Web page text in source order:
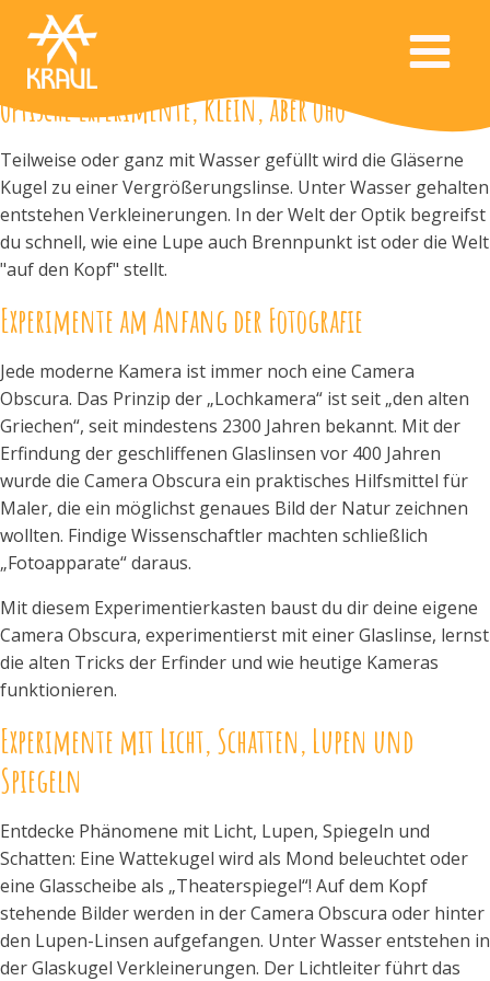
Optische Experimente, klein, aber oho
Teilweise oder ganz mit Wasser gefüllt wird die Gläserne
Kugel zu einer Vergrößerungslinse. Unter Wasser gehalten
entstehen Verkleinerungen. In der Welt der Optik begreifst
du schnell, wie eine Lupe auch Brennpunkt ist oder die Welt
"auf den Kopf" stellt.
Experimente am Anfang der Fotografie
Jede moderne Kamera ist immer noch eine Camera
Obscura. Das Prinzip der „Lochkamera“ ist seit „den alten
Griechen“, seit mindestens 2300 Jahren bekannt. Mit der
Erfindung der geschliffenen Glaslinsen vor 400 Jahren
wurde die Camera Obscura ein praktisches Hilfsmittel für
Maler, die ein möglichst genaues Bild der Natur zeichnen
wollten. Findige Wissenschaftler machten schließlich
„Fotoapparate“ daraus.
Mit diesem Experimentierkasten baust du dir deine eigene
Camera Obscura, experimentierst mit einer Glaslinse, lernst
die alten Tricks der Erfinder und wie heutige Kameras
funktionieren.
Experimente mit Licht, Schatten, Lupen und
Spiegeln
Entdecke Phänomene mit Licht, Lupen, Spiegeln und
Schatten: Eine Wattekugel wird als Mond beleuchtet oder
eine Glasscheibe als „Theaterspiegel“! Auf dem Kopf
stehende Bilder werden in der Camera Obscura oder hinter
den Lupen-Linsen aufgefangen. Unter Wasser entstehen in
der Glaskugel Verkleinerungen. Der Lichtleiter führt das